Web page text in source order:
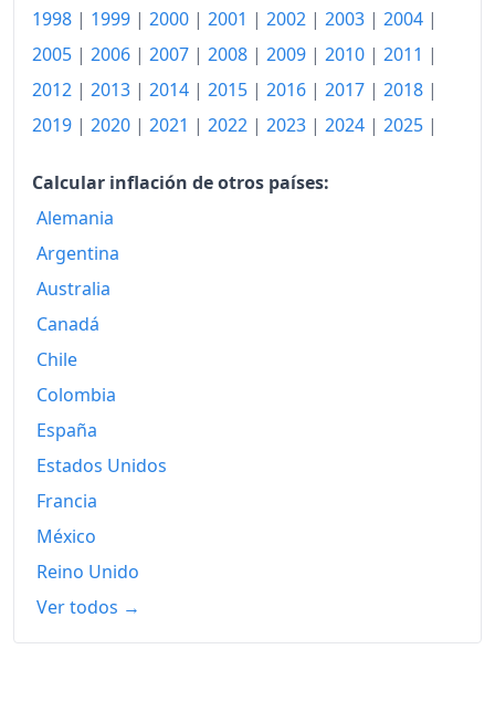
2019
248.48
2020
256.34
2021
266.21
2023
339.10
2025
2026-05
1998 | 1999 | 2000 | 2001 | 2002 | 2003 | 2004 |
2005 | 2006 | 2007 | 2008 | 2009 | 2010 | 2011 |
2012 | 2013 | 2014 | 2015 | 2016 | 2017 | 2018 |
2019 | 2020 | 2021 | 2022 | 2023 | 2024 | 2025 |
Calcular inflación de otros países:
Alemania
Argentina
Australia
Canadá
Chile
Colombia
España
Estados Unidos
Francia
México
Reino Unido
Ver todos →